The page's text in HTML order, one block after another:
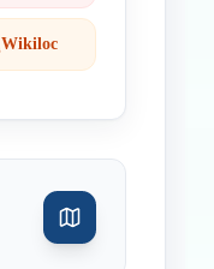
Wikiloc